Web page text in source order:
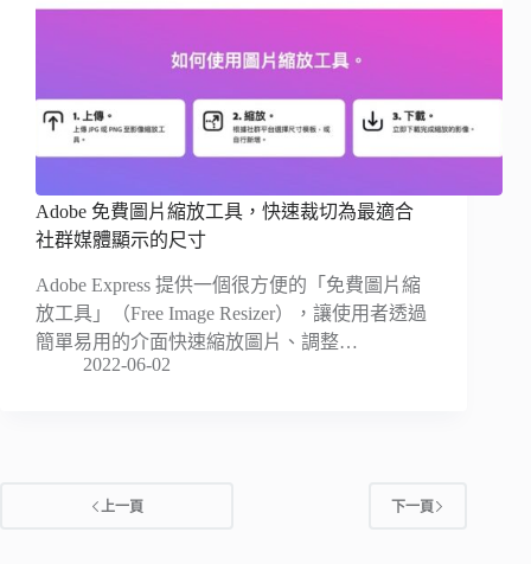
Adobe 免費圖片縮放工具，快速裁切為最適合
社群媒體顯示的尺寸
Adobe Express 提供一個很方便的「免費圖片縮
放工具」（Free Image Resizer），讓使用者透過
簡單易用的介面快速縮放圖片、調整…
2022-06-02
上一頁 下一頁